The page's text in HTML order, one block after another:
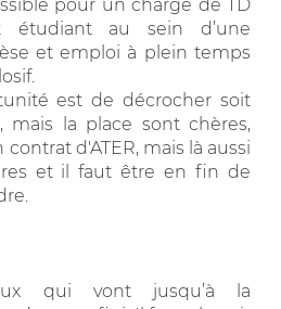
pour un chargé de TD
étudiant au sein d’une
et emploi à plein temps
est de décrocher soit
mais la place sont chères,
d'ATER, mais là aussi
et il faut être en fin de
qui vont jusqu’à la